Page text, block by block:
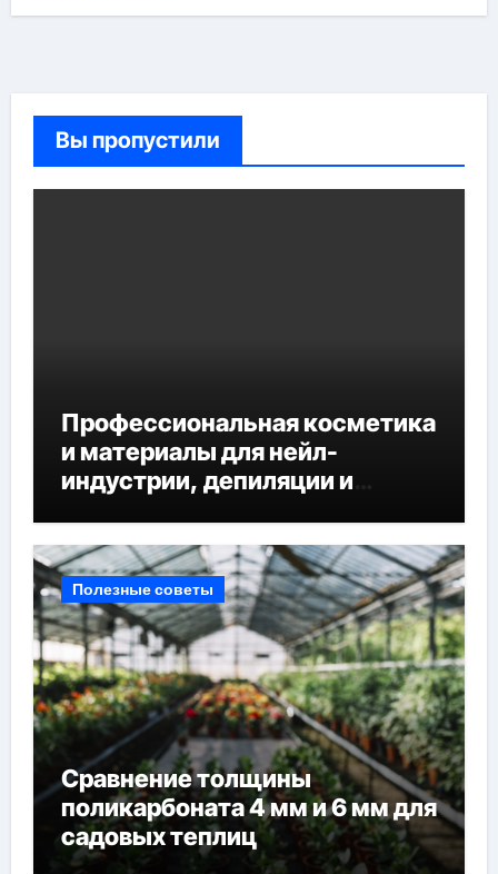
Вы пропустили
Профессиональная косметика
и материалы для нейл-
индустрии, депиляции и
Полезные советы
Сравнение толщины
поликарбоната 4 мм и 6 мм для
садовых теплиц